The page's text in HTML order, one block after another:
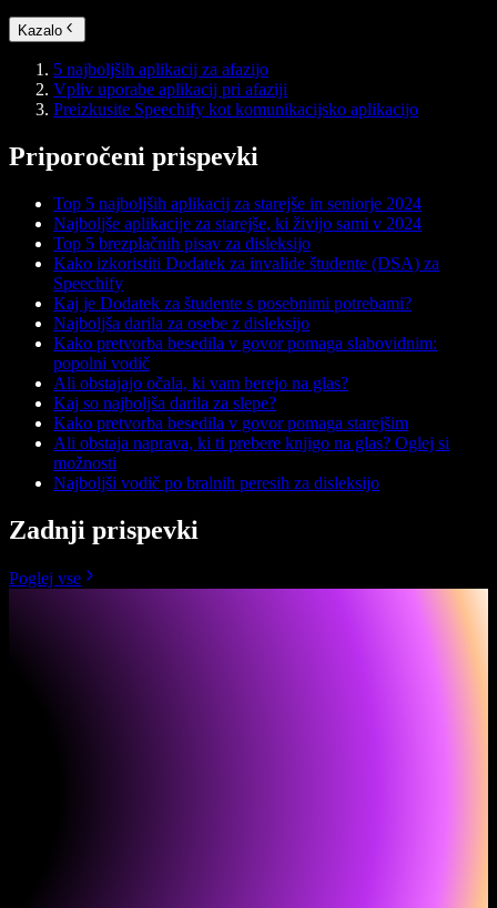
Kazalo
5 najboljših aplikacij za afazijo
Vpliv uporabe aplikacij pri afaziji
Preizkusite Speechify kot komunikacijsko aplikacijo
Priporočeni prispevki
Top 5 najboljših aplikacij za starejše in seniorje 2024
Najboljše aplikacije za starejše, ki živijo sami v 2024
Top 5 brezplačnih pisav za disleksijo
Kako izkoristiti Dodatek za invalide študente (DSA) za
Speechify
Kaj je Dodatek za študente s posebnimi potrebami?
Najboljša darila za osebe z disleksijo
Kako pretvorba besedila v govor pomaga slabovidnim:
popolni vodič
Ali obstajajo očala, ki vam berejo na glas?
Kaj so najboljša darila za slepe?
Kako pretvorba besedila v govor pomaga starejšim
Ali obstaja naprava, ki ti prebere knjigo na glas? Oglej si
možnosti
Najboljši vodič po bralnih peresih za disleksijo
Zadnji prispevki
Poglej vse